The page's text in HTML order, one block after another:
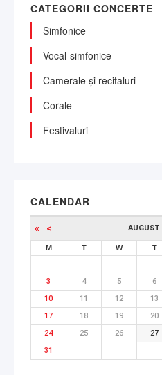
CATEGORII CONCERTE
Simfonice
Vocal-simfonice
Camerale și recitaluri
Corale
Festivaluri
CALENDAR
« < AUGUST
M T W T
3
4 5 6
10
11 12 13
17
18 19 20
24
25 26 27
31